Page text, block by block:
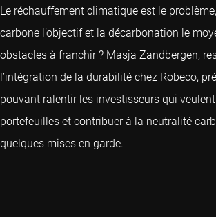
Le réchauffement climatique est le
carbone l’objectif et la décarbonation le
obstacles à franchir ? Masja Zandbergen,
l’intégration de la durabilité chez Robeco,
pouvant ralentir les investisseurs qui
portefeuilles et contribuer à la neutralité
quelques mises en garde.